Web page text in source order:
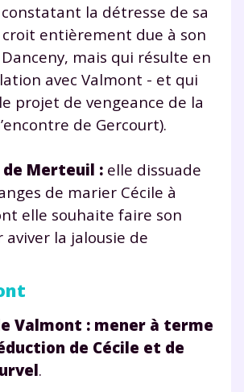
la détresse de sa
croit entièrement due à son
mais qui résulte en
avec Valmont - et qui
projet de vengeance de la
de Gercourt).
Merteuil : elle dissuade
de marier Cécile à
elle souhaite faire son
la jalousie de
Valmont : mener à terme
de Cécile et de
.
Fermer